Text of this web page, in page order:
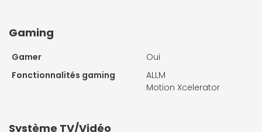
Gaming
Gamer
Oui
Fonctionnalités gaming
ALLM
Motion Xcelerator
Système TV/Vidéo